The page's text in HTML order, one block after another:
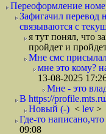
Переоформление
Зафигачил перевод
связываются с
я тут понял, что
пройдет и
Мне смс
мне это кому?
13-08-2025
Мне - это
В https://
Новый (-) < lev >
Где-то
09:08